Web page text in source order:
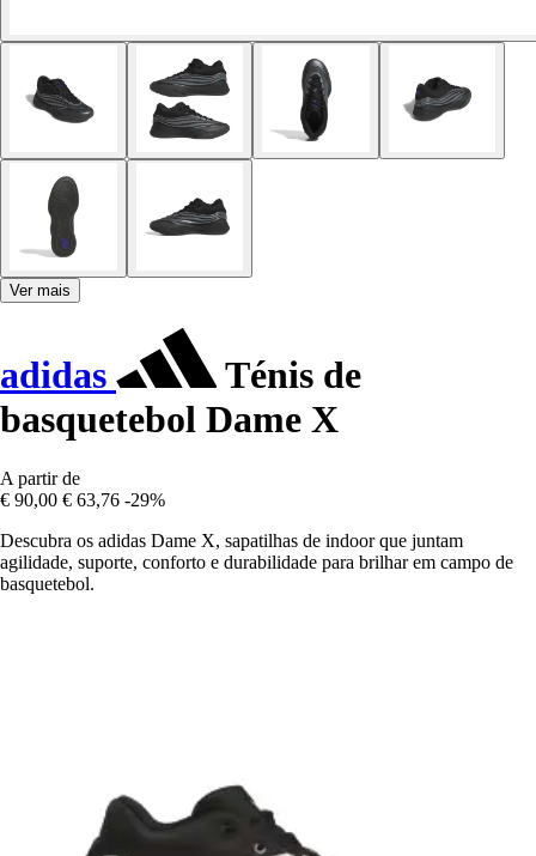
Ver mais
adidas
Ténis de
basquetebol Dame X
A partir de
€ 90,00 € 63,76 -29%
Descubra os adidas Dame X, sapatilhas de indoor que juntam
agilidade, suporte, conforto e durabilidade para brilhar em campo de
basquetebol.